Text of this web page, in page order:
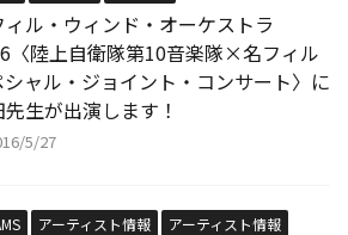
ィル・ウィンド・オーケストラ
〈陸上自衛隊第10音楽隊×名フィル
シャル・ジョイント・コンサート〉に
生が出演します！
5/27
アーティスト情報
アーティスト情報